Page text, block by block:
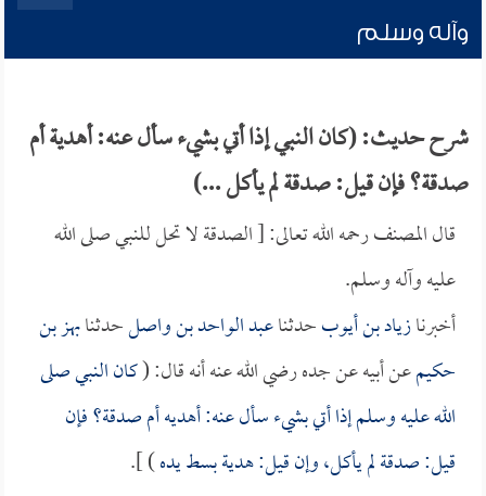
وآله وسلم
شرح حديث: (كان النبي إذا أتي بشيء سأل عنه: أهدية أم
صدقة؟ فإن قيل: صدقة لم يأكل ...)
قال المصنف رحمه الله تعالى: [ الصدقة لا تحل للنبي صلى الله
عليه وآله وسلم.
أخبرنازياد بن أيوبحدثناعبد الواحد بن واصلحدثنابهز بن
حكيمعن أبيه عن جده رضي الله عنه أنه قال: (كان النبي صلى
الله عليه وسلم إذا أتي بشيء سأل عنه: أهديه أم صدقة؟ فإن
قيل: صدقة لم يأكل، وإن قيل: هدية بسط يده) ].